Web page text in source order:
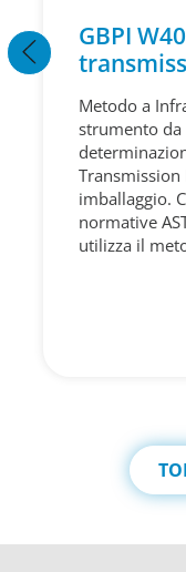
GBPI
Metodo a
strumento
Transmission
imballaggio.
normative
utilizza il